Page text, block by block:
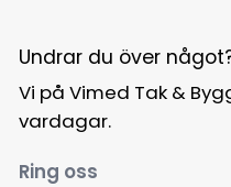
Undrar du över
Vi på Vimed Tak &
vardagar.
Ring oss